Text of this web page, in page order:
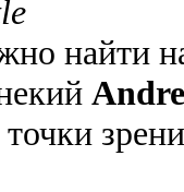
найти
точки